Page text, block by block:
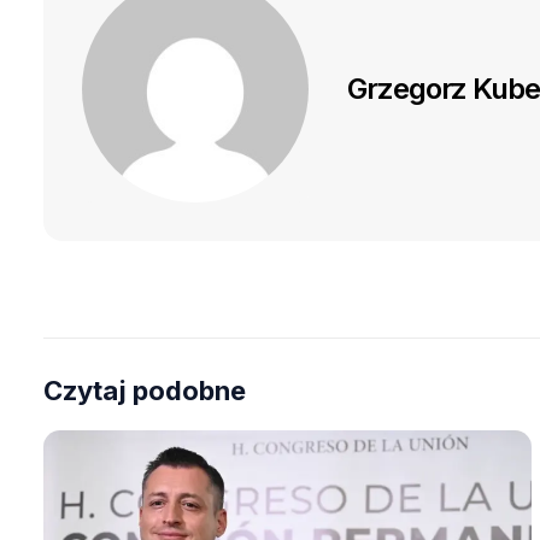
Grzegorz
Czytaj podobne